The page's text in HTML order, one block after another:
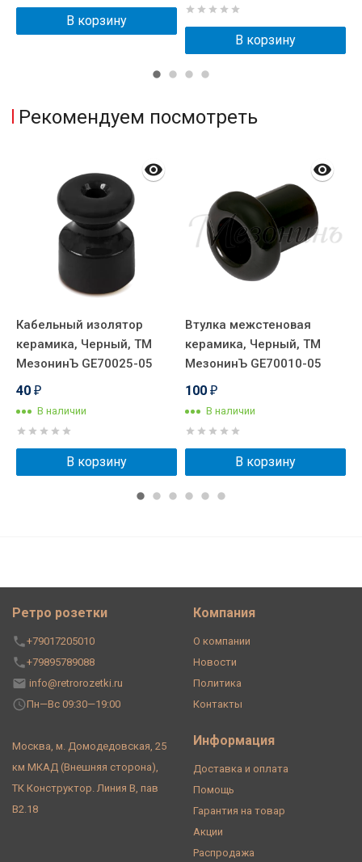
В корзину
В корзину
Рекомендуем посмотреть
Кабельный изолятор
керамика, Черный, ТМ
МезонинЪ GE70025-05
40 ₽
В наличии
В корзину
Втулка межстеновая
керамика, Черный, ТМ
МезонинЪ GE70010-05
100 ₽
В наличии
В корзину
Ретро розетки
+79017205010
+79895789088
info@retrorozetki.ru
Пн—Вс 09:30—19:00
Москва, м. Домодедовская, 25
км МКАД (Внешняя сторона),
ТК Конструктор. Линия В, пав
В2.18
Компания
О компании
Новости
Политика
Контакты
Информация
Доставка и оплата
Помощь
Гарантия на товар
Акции
Распродажа